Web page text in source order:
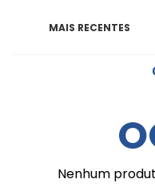
MAIS RECENTES
Nenhum